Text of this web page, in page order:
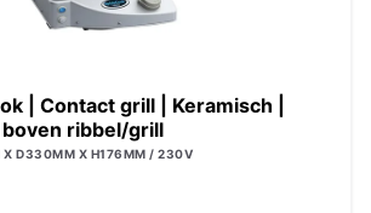
| Contact grill | Keramisch |
ribbel/grill
D330MM X H176MM / 230V